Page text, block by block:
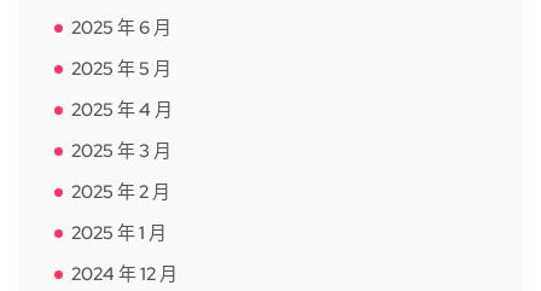
2025 年 6 月
2025 年 5 月
2025 年 4 月
2025 年 3 月
2025 年 2 月
2025 年 1 月
2024 年 12 月